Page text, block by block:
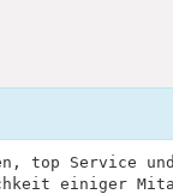
top Service
einiger